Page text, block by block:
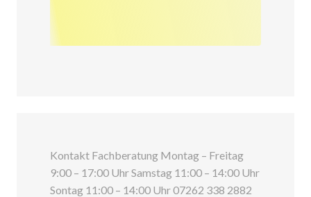
Kontakt Fachberatung Montag – Freitag
9:00 – 17:00 Uhr Samstag 11:00 – 14:00 Uhr
Sontag 11:00 – 14:00 Uhr 07262 338 2882